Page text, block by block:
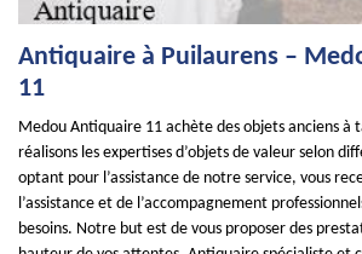
Antiquaire à Puilaurens –
11
Medou Antiquaire 11 achète des objets anciens à
réalisons les expertises d’objets de valeur selon
optant pour l’assistance de notre service, vous
l’assistance et de l’accompagnement
besoins. Notre but est de vous proposer des